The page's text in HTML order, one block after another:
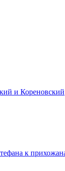
и Кореновский
к